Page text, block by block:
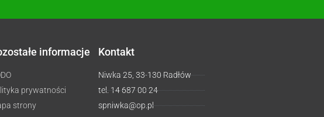
informacje
prywatności
strony
Kontakt
Niwka 25, 33-130 Radłów
tel. 14 687 00 24
spniwka@op.pl